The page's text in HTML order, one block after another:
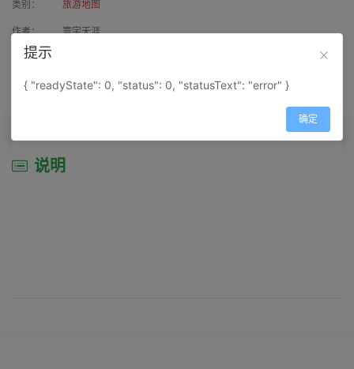
类别： 旅游地图
作者： 寰宇天涯
来源：
属性： 地图属性： 地图类型-旅游资源分布图
说明
提示
{ "readyState": 0, "status": 0, "statusText": "error" }
确定